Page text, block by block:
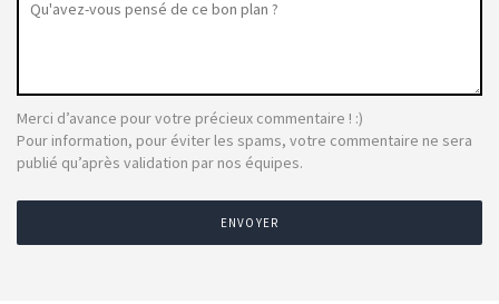
Merci d’avance pour votre précieux commentaire ! :)
Pour information, pour éviter les spams, votre commentaire ne sera
publié qu’après validation par nos équipes.
ENVOYER